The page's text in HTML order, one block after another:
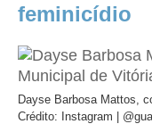
feminicídio
Dayse Barbosa Mattos,
Crédito: Instagram |